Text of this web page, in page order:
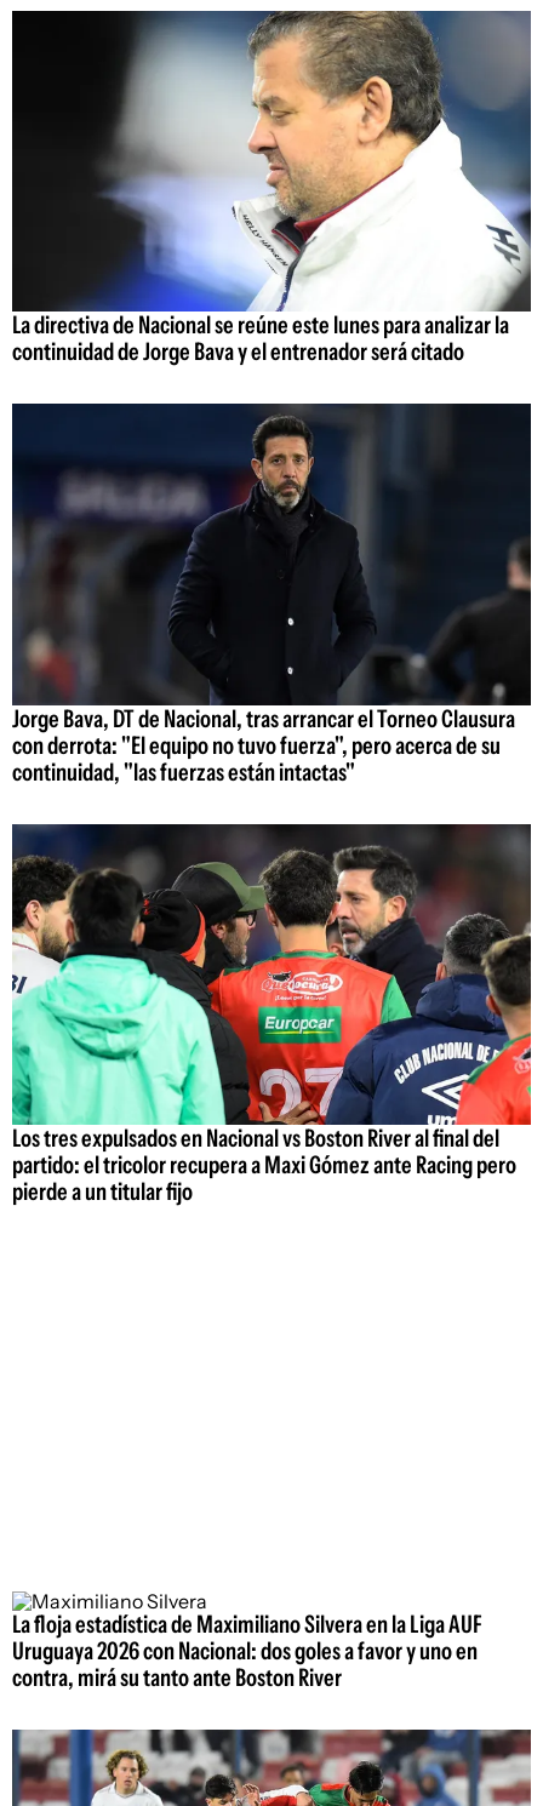
La directiva de Nacional se reúne este lunes para analizar la
continuidad de Jorge Bava y el entrenador será citado
Jorge Bava, DT de Nacional, tras arrancar el Torneo Clausura
con derrota: "El equipo no tuvo fuerza", pero acerca de su
continuidad, "las fuerzas están intactas"
Los tres expulsados en Nacional vs Boston River al final del
partido: el tricolor recupera a Maxi Gómez ante Racing pero
pierde a un titular fijo
La floja estadística de Maximiliano Silvera en la Liga AUF
Uruguaya 2026 con Nacional: dos goles a favor y uno en
contra, mirá su tanto ante Boston River